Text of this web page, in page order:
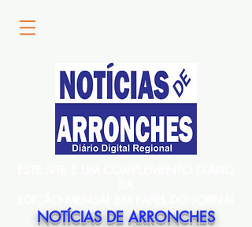
NOTÍCIAS DE ARRONCHES